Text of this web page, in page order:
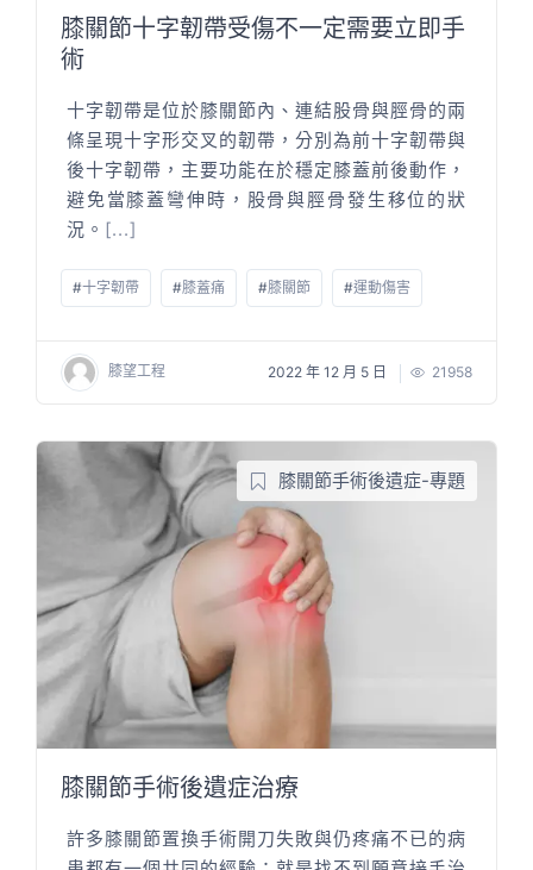
膝關節十字韌帶受傷不一定需要立即手
術
十字韌帶是位於膝關節內、連結股骨與脛骨的兩
條呈現十字形交叉的韌帶，分別為前十字韌帶與
後十字韌帶，主要功能在於穩定膝蓋前後動作，
避免當膝蓋彎伸時，股骨與脛骨發生移位的狀
況。 [...]
#十字韌帶 #膝蓋痛 #膝關節 #運動傷害
膝望工程 2022 年 12 月 5 日 21958
膝關節手術後遺症-專題
膝關節手術後遺症治療
許多膝關節置換手術開刀失敗與仍疼痛不已的病